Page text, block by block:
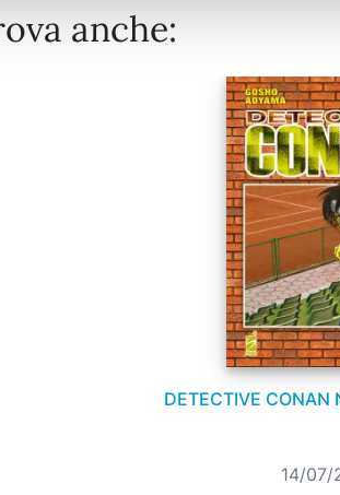
anche:
DETECTIVE CONAN
14/07/